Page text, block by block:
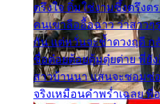
ตรึงใจ ติ๋มใช่งามซึ้งตรึง
คนเขาลืออื้อฉาว ว่าสาว
กัน แต่หวั่นจะช้ำดวงฤดี
ชื่อต๋อยต้อยตุ้มตุ๋ยต่าย พี่ยัง
สาวบ้านนา แสนจะซอมซ่
จริงเหมือนคำพร่ำเฉลย